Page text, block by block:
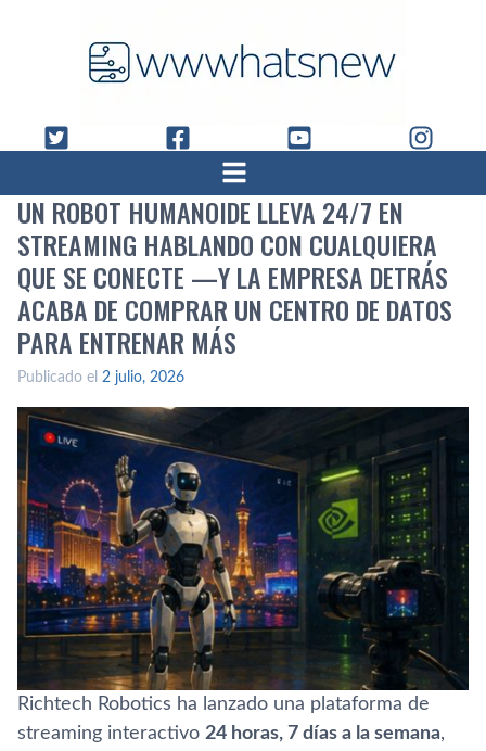
UN ROBOT HUMANOIDE LLEVA 24/7 EN
STREAMING HABLANDO CON CUALQUIERA
QUE SE CONECTE —Y LA EMPRESA DETRÁS
ACABA DE COMPRAR UN CENTRO DE DATOS
PARA ENTRENAR MÁS
Publicado el 2 julio, 2026
Richtech Robotics ha lanzado una plataforma de
streaming interactivo 24 horas, 7 días a la semana,